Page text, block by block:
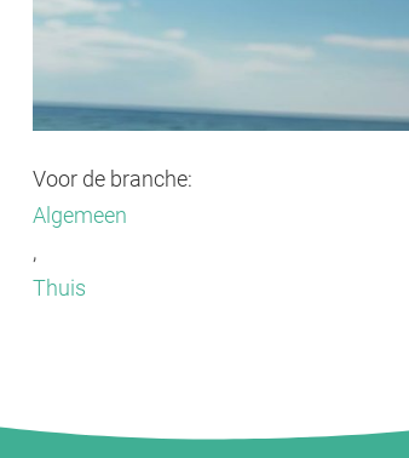
Voor de branche:
Algemeen
,
Thuis